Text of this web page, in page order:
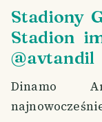
Stadiony
Stadion
@avtandil
Dinamo